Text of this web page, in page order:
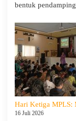
bentuk
Hari Ketiga MPLS:
16 Juli 2026